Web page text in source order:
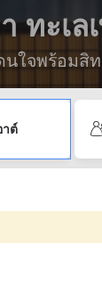
ทะเล
ใจพร้อมสิ
าต์